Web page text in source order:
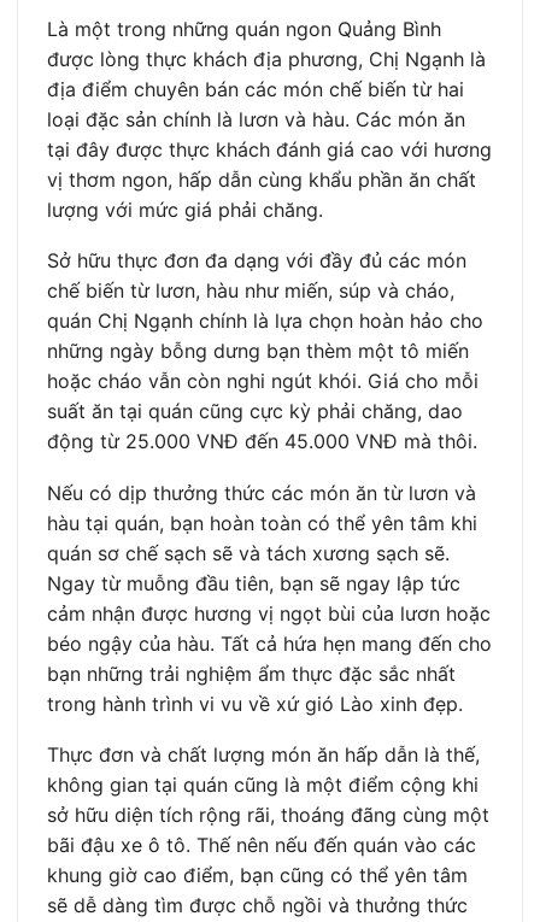
Là một trong những quán ngon Quảng Bình
được lòng thực khách địa phương, Chị Ngạnh là
địa điểm chuyên bán các món chế biến từ hai
loại đặc sản chính là lươn và hàu. Các món ăn
tại đây được thực khách đánh giá cao với hương
vị thơm ngon, hấp dẫn cùng khẩu phần ăn chất
lượng với mức giá phải chăng.
Sở hữu thực đơn đa dạng với đầy đủ các món
chế biến từ lươn, hàu như miến, súp và cháo,
quán Chị Ngạnh chính là lựa chọn hoàn hảo cho
những ngày bỗng dưng bạn thèm một tô miến
hoặc cháo vẫn còn nghi ngút khói. Giá cho mỗi
suất ăn tại quán cũng cực kỳ phải chăng, dao
động từ 25.000 VNĐ đến 45.000 VNĐ mà thôi.
Nếu có dịp thưởng thức các món ăn từ lươn và
hàu tại quán, bạn hoàn toàn có thể yên tâm khi
quán sơ chế sạch sẽ và tách xương sạch sẽ.
Ngay từ muỗng đầu tiên, bạn sẽ ngay lập tức
cảm nhận được hương vị ngọt bùi của lươn hoặc
béo ngậy của hàu. Tất cả hứa hẹn mang đến cho
bạn những trải nghiệm ẩm thực đặc sắc nhất
trong hành trình vi vu về xứ gió Lào xinh đẹp.
Thực đơn và chất lượng món ăn hấp dẫn là thế,
không gian tại quán cũng là một điểm cộng khi
sở hữu diện tích rộng rãi, thoáng đãng cùng một
bãi đậu xe ô tô. Thế nên nếu đến quán vào các
khung giờ cao điểm, bạn cũng có thể yên tâm
sẽ dễ dàng tìm được chỗ ngồi và thưởng thức